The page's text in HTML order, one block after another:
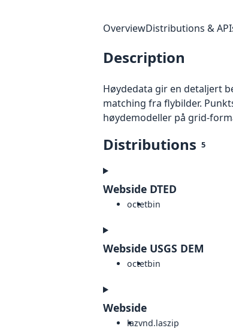
OverviewDistributions &
Description
Høydedata gir en detaljert
matching fra flybilder.
høydemodeller på grid-
Distributions 5
Webside DTED
octetbin
Webside USGS DEM
octetbin
Webside
lazvnd.laszip